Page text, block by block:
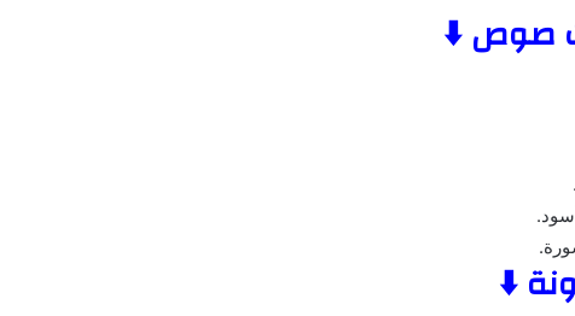
صوص ⬇️
⬇️